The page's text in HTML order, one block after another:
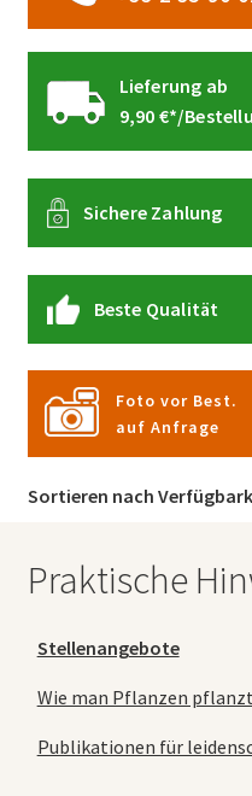
Lieferung ab
9,90 €*/
Sichere Zahlung
Beste Qualität
Foto vor Best.
auf Anfrage
Sortieren nach
Praktische
Stellenangebote
Wie man Pflanzen
Publikationen für